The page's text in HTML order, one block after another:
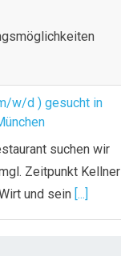
w/d ) gesucht in
suchen wir
Zeitpunkt Kellner
und sein [...]